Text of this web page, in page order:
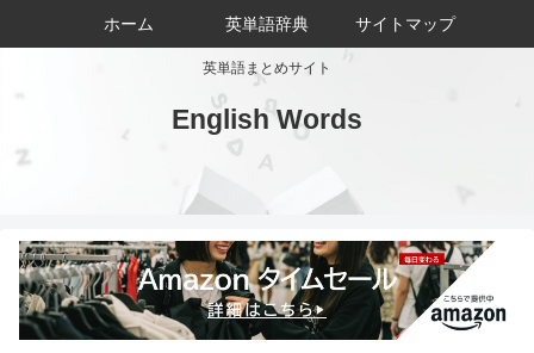
英単語まとめサイト
English Words
ホーム 英単語辞典 サイトマップ